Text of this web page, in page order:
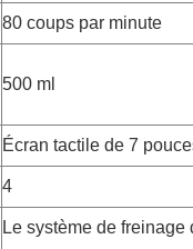
80 coups par minute
500 ml
Écran tactile de 7
4
Le système de